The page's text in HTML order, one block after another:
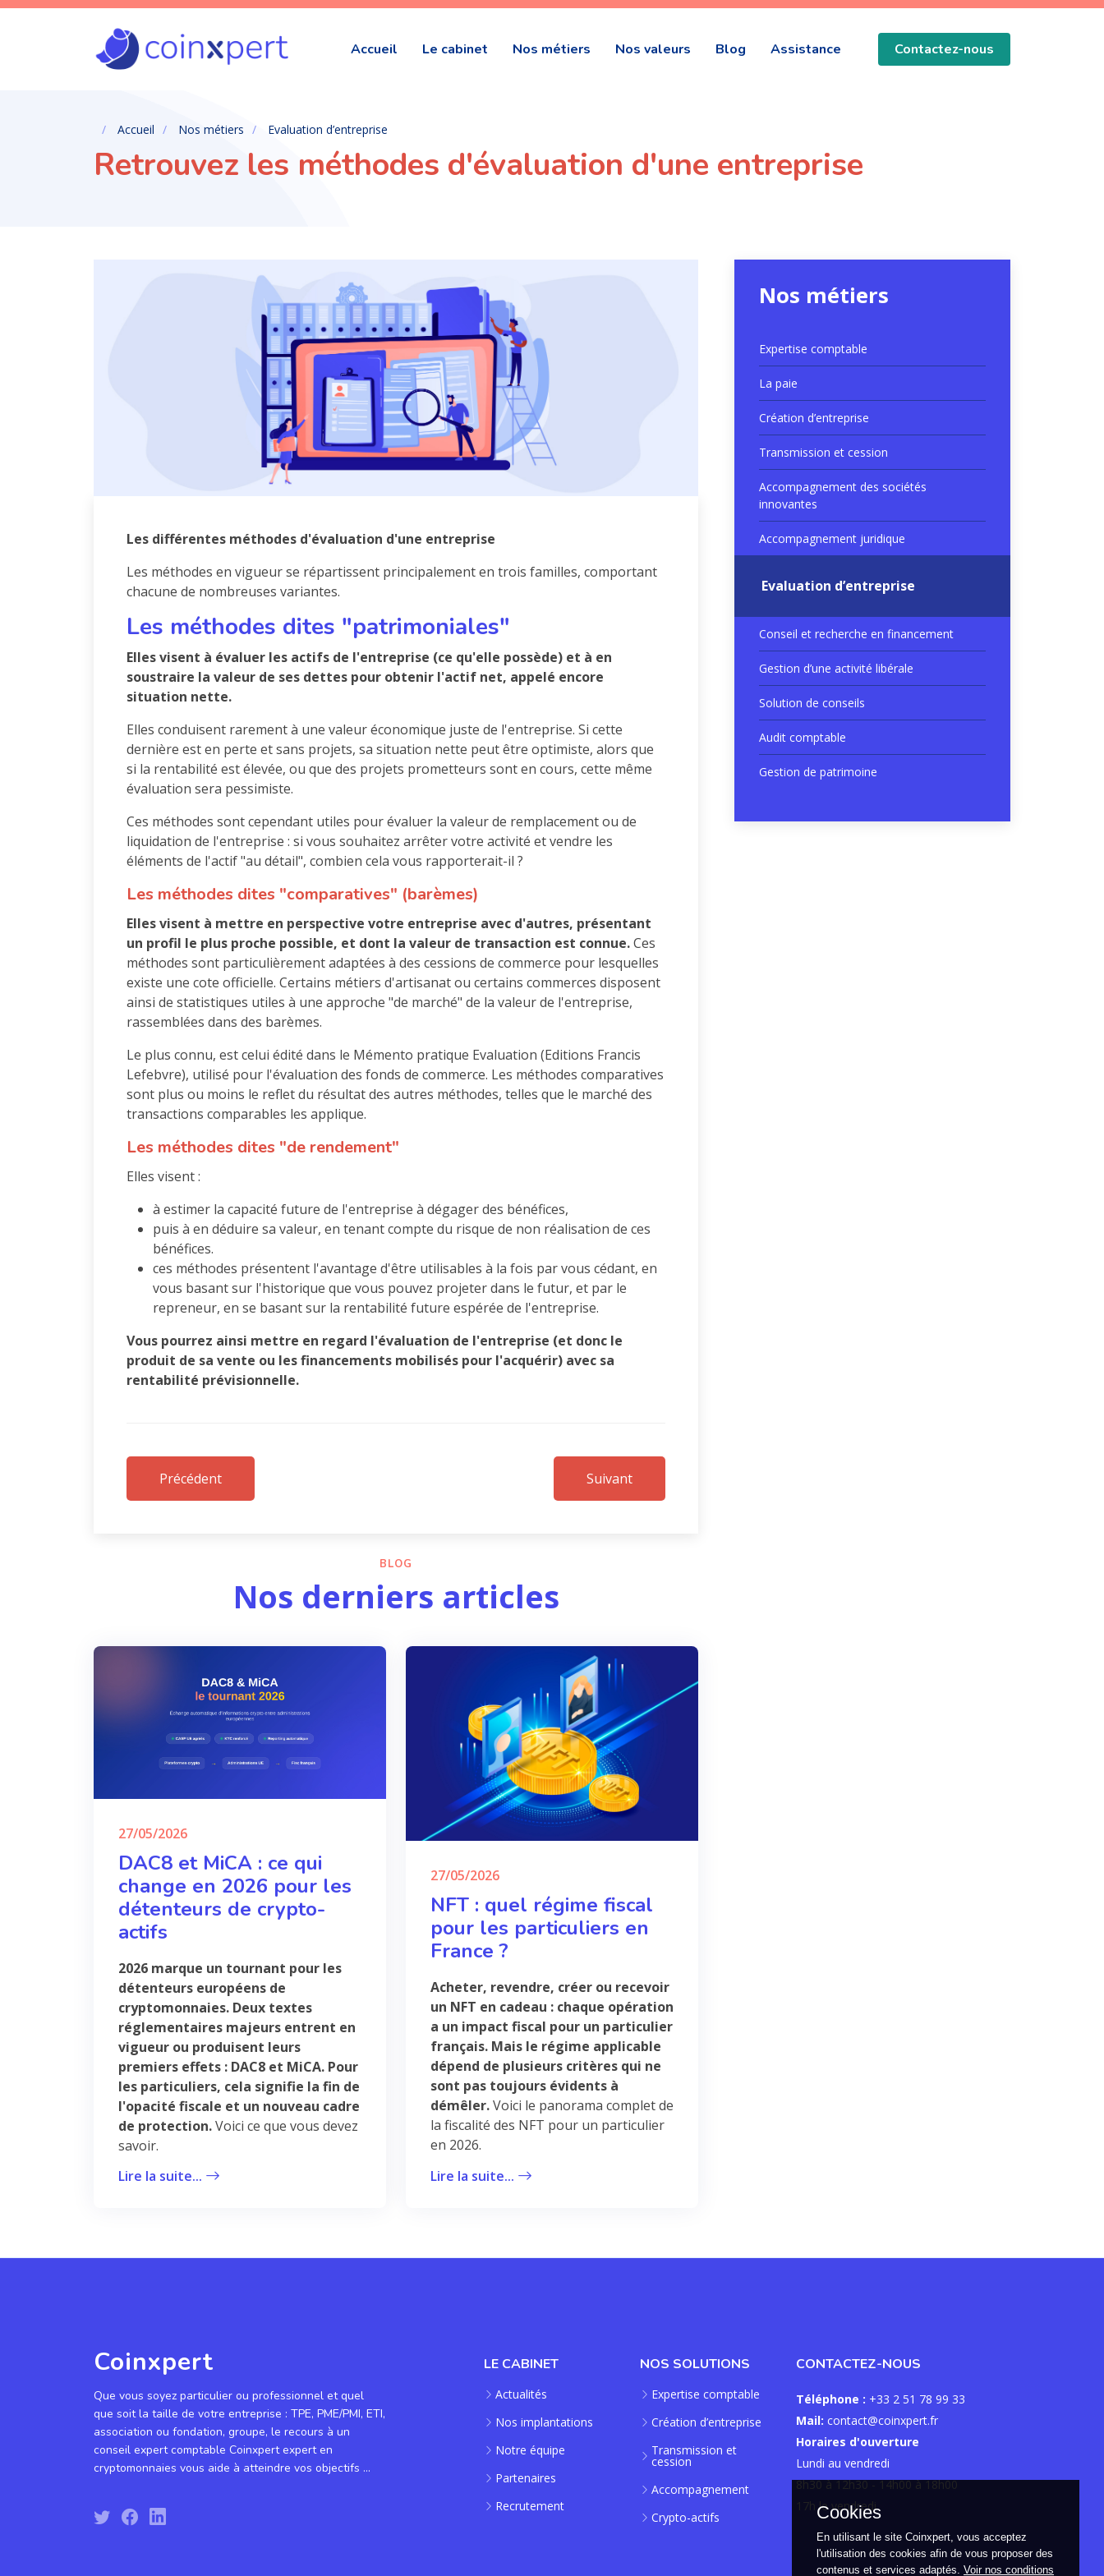
Accueil Le cabinet Nos métiers Nos valeurs Blog Assistance Contactez-nous
Accueil Nos métiers Evaluation d’entreprise
Retrouvez les méthodes d'évaluation d'une entreprise
Les différentes méthodes d'évaluation d'une entreprise
Les méthodes en vigueur se répartissent principalement en trois familles, comportant
chacune de nombreuses variantes.
Les méthodes dites "patrimoniales"
Elles visent à évaluer les actifs de l'entreprise (ce qu'elle possède) et à en
soustraire la valeur de ses dettes pour obtenir l'actif net, appelé encore
situation nette.
Elles conduisent rarement à une valeur économique juste de l'entreprise. Si cette
dernière est en perte et sans projets, sa situation nette peut être optimiste, alors que
si la rentabilité est élevée, ou que des projets prometteurs sont en cours, cette même
évaluation sera pessimiste.
Ces méthodes sont cependant utiles pour évaluer la valeur de remplacement ou de
liquidation de l'entreprise : si vous souhaitez arrêter votre activité et vendre les
éléments de l'actif "au détail", combien cela vous rapporterait-il ?
Les méthodes dites "comparatives" (barèmes)
Elles visent à mettre en perspective votre entreprise avec d'autres, présentant
un profil le plus proche possible, et dont la valeur de transaction est connue.Ces
méthodes sont particulièrement adaptées à des cessions de commerce pour lesquelles
existe une cote officielle. Certains métiers d'artisanat ou certains commerces disposent
ainsi de statistiques utiles à une approche "de marché" de la valeur de l'entreprise,
rassemblées dans des barèmes.
Le plus connu, est celui édité dans le Mémento pratique Evaluation (Editions Francis
Lefebvre), utilisé pour l'évaluation des fonds de commerce. Les méthodes comparatives
sont plus ou moins le reflet du résultat des autres méthodes, telles que le marché des
transactions comparables les applique.
Les méthodes dites "de rendement"
Elles visent :
à estimer la capacité future de l'entreprise à dégager des bénéfices,
puis à en déduire sa valeur, en tenant compte du risque de non réalisation de ces
bénéfices.
ces méthodes présentent l'avantage d'être utilisables à la fois par vous cédant, en
vous basant sur l'historique que vous pouvez projeter dans le futur, et par le
repreneur, en se basant sur la rentabilité future espérée de l'entreprise.
Vous pourrez ainsi mettre en regard l'évaluation de l'entreprise (et donc le
produit de sa vente ou les financements mobilisés pour l'acquérir) avec sa
rentabilité prévisionnelle.
Précédent Suivant
BLOG
Nos derniers articles
27/05/2026
DAC8 et MiCA : ce qui
change en 2026 pour les
détenteurs de crypto-
actifs
2026 marque un tournant pour les
détenteurs européens de
cryptomonnaies. Deux textes
réglementaires majeurs entrent en
vigueur ou produisent leurs
premiers effets : DAC8 et MiCA. Pour
les particuliers, cela signifie la fin de
l'opacité fiscale et un nouveau cadre
de protection.Voici ce que vous devez
savoir.
Lire la suite...
27/05/2026
NFT : quel régime fiscal
pour les particuliers en
France ?
Acheter, revendre, créer ou recevoir
un NFT en cadeau : chaque opération
a un impact fiscal pour un particulier
français. Mais le régime applicable
dépend de plusieurs critères qui ne
sont pas toujours évidents à
démêler.Voici le panorama complet de
la fiscalité des NFT pour un particulier
en 2026.
Lire la suite...
Nos métiers
Expertise comptable
La paie
Création d’entreprise
Transmission et cession
Accompagnement des sociétés
innovantes
Accompagnement juridique
Evaluation d’entreprise
Conseil et recherche en financement
Gestion d’une activité libérale
Solution de conseils
Audit comptable
Gestion de patrimoine
Coinxpert
Que vous soyez particulier ou professionnel et quel
que soit la taille de votre entreprise : TPE, PME/PMI, ETI,
association ou fondation, groupe, le recours à un
conseil expert comptable Coinxpert expert en
cryptomonnaies vous aide à atteindre vos objectifs ...
LE CABINET
Actualités
Nos implantations
Notre équipe
Partenaires
Recrutement
NOS SOLUTIONS
Expertise comptable
Création d’entreprise
Transmission et
cession
Accompagnement
Crypto-actifs
CONTACTEZ-NOUS
Téléphone : +33 2 51 78 99 33
Mail: contact@coinxpert.fr
Horaires d'ouverture
Lundi au vendredi
8h30 à 12h30 - 14h00 à 18h00
17h le vendredi
Cookies
En utilisant le site Coinxpert, vous acceptez
l'utilisation des cookies afin de vous proposer des
contenus et services adaptés. Voir nos conditions